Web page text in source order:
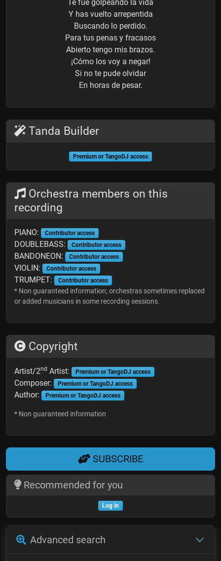
Te fue golpeando la vida
Y has vuelto arrepentida
Buscando lo perdido.
Para tus penas y fracasos
Abierto tengo mis brazos.
¡Cómo los voy a negar!
Si no te pude olvidar
En horas de pesar.
Tanda Builder
Premium or TangoDJ access
Orchestra members on this
recording
PIANO: Contributor access
DOUBLEBASS: Contributor access
BANDONEON: Contributor access
VIOLIN: Contributor access
TRUMPET: Contributor access
* Non guaranteed information; orchestras sometimes replaced
or added musicians in some recording sessions.
Copyright
Artist/2nd Artist: Premium or TangoDJ access
Composer: Premium or TangoDJ access
Author: Premium or TangoDJ access
* Non guaranteed information
SUBSCRIBE
Recommended for you
Log in
Advanced search